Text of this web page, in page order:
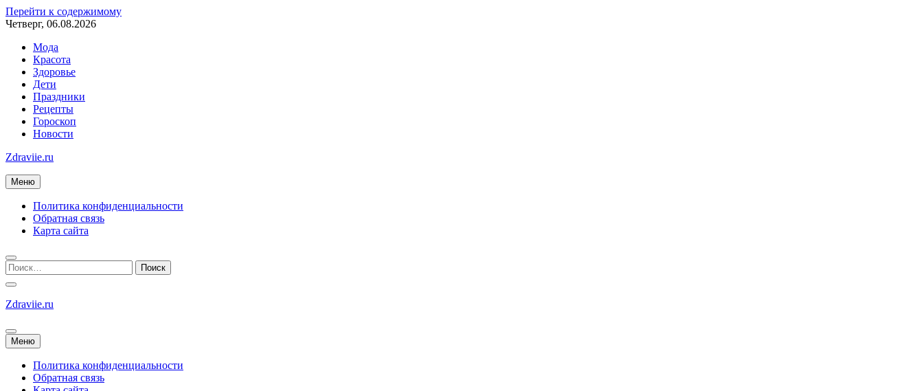
Перейти к содержимому
Четверг, 06.08.2026
Мода
Красота
Здоровье
Дети
Праздники
Рецепты
Гороскоп
Новости
Zdraviie.ru
Меню
Политика конфиденциальности
Обратная связь
Карта сайта
Zdraviie.ru
Меню
Политика конфиденциальности
Обратная связь